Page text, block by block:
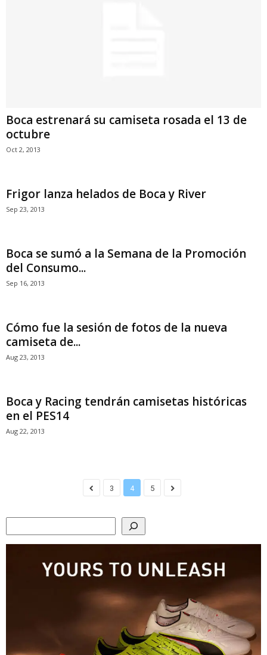
Boca estrenará su camiseta rosada el 13 de
octubre
Oct 2, 2013
Frigor lanza helados de Boca y River
Sep 23, 2013
Boca se sumó a la Semana de la Promoción
del Consumo...
Sep 16, 2013
Cómo fue la sesión de fotos de la nueva
camiseta de...
Aug 23, 2013
Boca y Racing tendrán camisetas históricas
en el PES14
Aug 22, 2013
3 4 5